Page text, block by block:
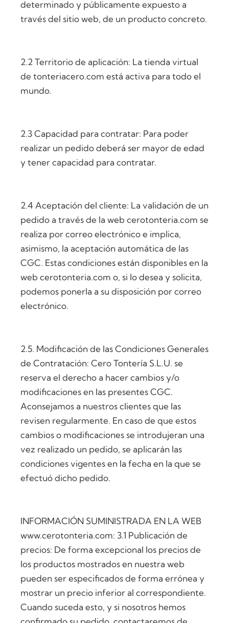
determinado y públicamente expuesto a
través del sitio web, de un producto concreto.
2.2 Territorio de aplicación: La tienda virtual
de tonteriacero.com está activa para todo el
mundo.
2.3 Capacidad para contratar: Para poder
realizar un pedido deberá ser mayor de edad
y tener capacidad para contratar.
2.4 Aceptación del cliente: La validación de un
pedido a través de la web cerotonteria.com se
realiza por correo electrónico e implica,
asimismo, la aceptación automática de las
CGC. Estas condiciones están disponibles en la
web cerotonteria.com o, si lo desea y solicita,
podemos ponerla a su disposición por correo
electrónico.
2.5. Modificación de las Condiciones Generales
de Contratación: Cero Tontería S.L.U. se
reserva el derecho a hacer cambios y/o
modificaciones en las presentes CGC.
Aconsejamos a nuestros clientes que las
revisen regularmente. En caso de que estos
cambios o modificaciones se introdujeran una
vez realizado un pedido, se aplicarán las
condiciones vigentes en la fecha en la que se
efectuó dicho pedido.
INFORMACIÓN SUMINISTRADA EN LA WEB
www.cerotonteria.com: 3.1 Publicación de
precios: De forma excepcional los precios de
los productos mostrados en nuestra web
pueden ser especificados de forma errónea y
mostrar un precio inferior al correspondiente.
Cuando suceda esto, y si nosotros hemos